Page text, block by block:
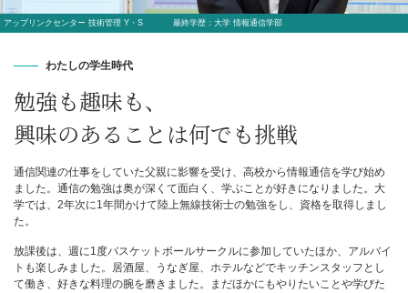
アップリンクセンター 技術管理 Y・S 最終学歴：大学 情報通信学部
わたしの学生時代
勉強も趣味も、
興味のあることは何でも挑戦
通信関連の仕事をしていた父親に影響を受け、高校から情報通信を学び始め
ました。通信の勉強は奥が深くて面白く、学ぶことが好きになりました。大
学では、2年次に1年間かけて陸上無線技術士の勉強をし、資格を取得しまし
た。
放課後は、週に1度バスケットボールサークルに参加していたほか、アルバイ
トも楽しみました。居酒屋、うなぎ屋、ホテルなどでキッチンスタッフとし
て働き、好きな料理の腕を磨きました。まだほかにもやりたいことや学びた